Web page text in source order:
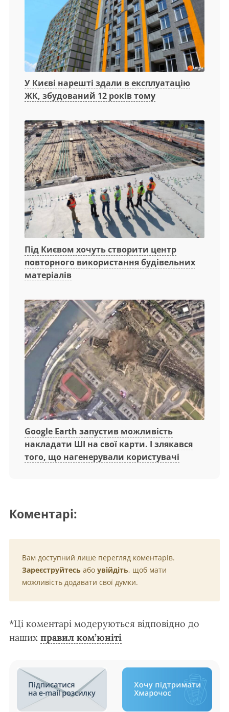
У Києві нарешті здали в експлуатацію
ЖК, збудований 12 років тому
Під Києвом хочуть створити центр
повторного використання будівельних
матеріалів
Google Earth запустив можливість
накладати ШІ на свої карти. І злякався
того, що нагенерували користувачі
Коментарі:
Вам доступний лише перегляд коментарів.
Зареєструйтесь або увійдіть, щоб мати
можливість додавати свої думки.
*Ці коментарі модеруються відповідно до
наших правил ком’юніті